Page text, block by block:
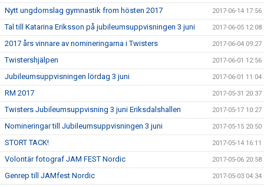
Nytt ungdomslag gymnastik from hösten 2017 2017-06-14 17:56
Tal till Katarina Eriksson på jubileumsuppvisningen 3 juni 2017-06-05 12:08
2017 års vinnare av nomineringarna i Twisters 2017-06-04 09:27
Twistershjälpen 2017-06-01 12:56
Jubileumsuppvisningen lördag 3 juni 2017-06-01 11:04
RM 2017 2017-05-31 20:37
Twisters Jubileumsuppvisning 3 juni Eriksdalshallen 2017-05-17 10:27
Nomineringar till Jubileumsuppvisningen 3 juni 2017-05-15 20:50
STORT TACK! 2017-05-14 16:11
Volontär fotograf JAM FEST Nordic 2017-05-06 20:58
Genrep till JAMfest Nordic 2017-05-03 04:34